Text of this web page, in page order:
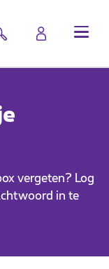
vergeten? Log
in te